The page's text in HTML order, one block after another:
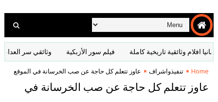
تاريخية كاملة فيلم سور الأزبكية وثائقي سر العداء بين
Home تنفيذواشراف عاوز تتعلم كل حاجة عن صب الخرسانة في الموقع
عاوز تتعلم كل حاجة عن صب الخرسانة في